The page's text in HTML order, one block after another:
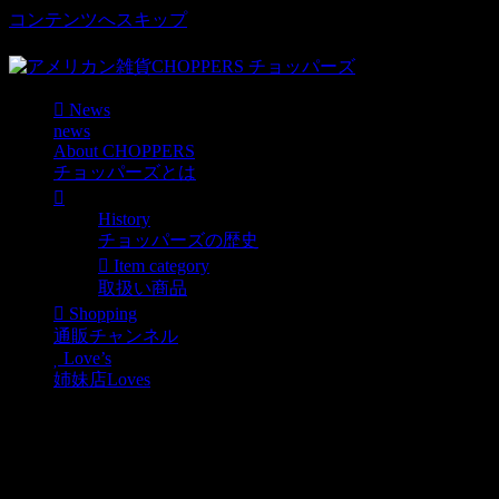
コンテンツへスキップ
News
news
About CHOPPERS
チョッパーズとは
History
チョッパーズの歴史
Item category
取扱い商品
Shopping
通販チャンネル
Love’s
姉妹店Loves